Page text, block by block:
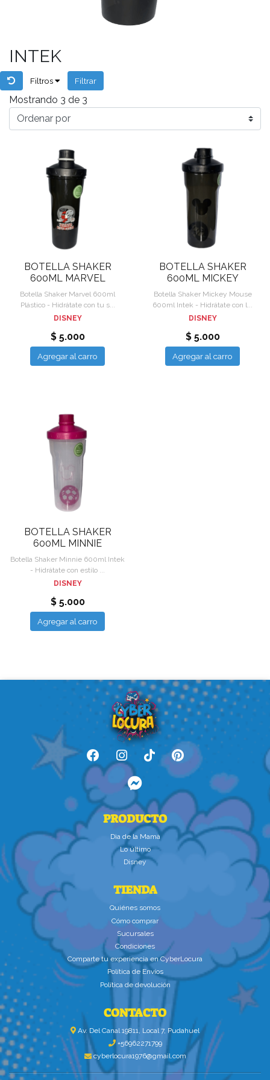
INTEK
Filtros Filtrar
Mostrando 3 de 3
BOTELLA SHAKER
600ML MARVEL
Botella Shaker Marvel 600ml
Plástico - Hidrátate con tu s...
DISNEY
$ 5.000
Agregar al carro
BOTELLA SHAKER
600ML MICKEY
Botella Shaker Mickey Mouse
600ml Intek - Hidrátate con l...
DISNEY
$ 5.000
Agregar al carro
BOTELLA SHAKER
600ML MINNIE
Botella Shaker Minnie 600ml Intek
- Hidrátate con estilo ...
DISNEY
$ 5.000
Agregar al carro
PRODUCTO
Dìa de la Mamà
Lo último
Disney
TIENDA
Quiénes somos
Cómo comprar
Sucursales
Condiciones
Comparte tu experiencia en CyberLocura
Política de Envíos
Política de devolución
CONTACTO
Av. Del Canal 19811, Local 7, Pudahuel
+56962271799
cyberlocura1976@gmail.com